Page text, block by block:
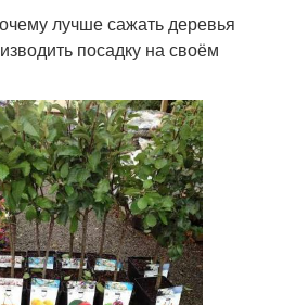
лучше сажать деревья
посадку на своём